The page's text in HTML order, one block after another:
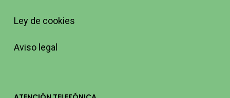
Ley de cookies
Aviso legal